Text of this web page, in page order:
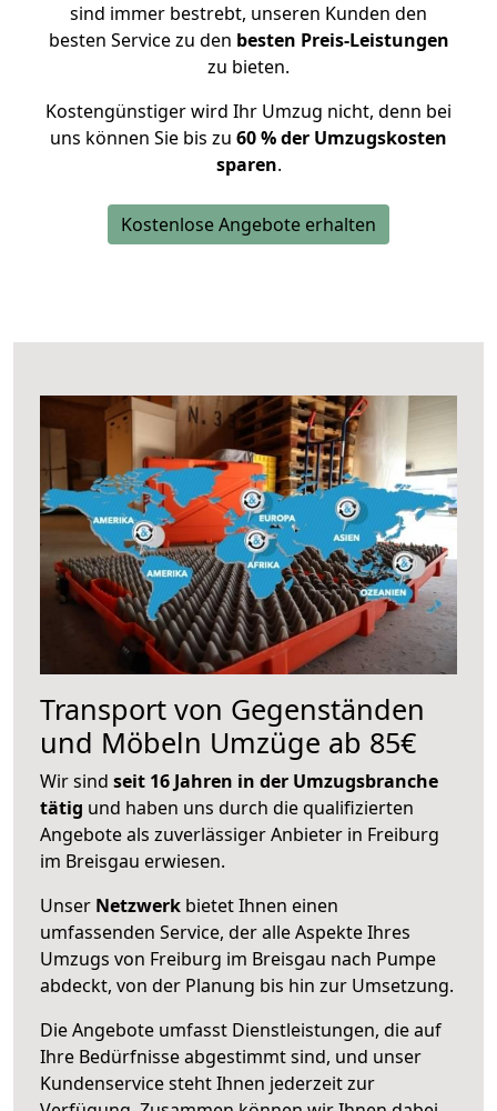
sind immer bestrebt, unseren Kunden den
besten Service zu den besten Preis-Leistungen
zu bieten.
Kostengünstiger wird Ihr Umzug nicht, denn bei
uns können Sie bis zu 60 % der Umzugskosten
sparen.
Kostenlose Angebote erhalten
Transport von Gegenständen
und Möbeln Umzüge ab 85€
Wir sind seit 16 Jahren in der Umzugsbranche
tätig und haben uns durch die qualifizierten
Angebote als zuverlässiger Anbieter in Freiburg
im Breisgau erwiesen.
Unser Netzwerk bietet Ihnen einen
umfassenden Service, der alle Aspekte Ihres
Umzugs von Freiburg im Breisgau nach Pumpe
abdeckt, von der Planung bis hin zur Umsetzung.
Die Angebote umfasst Dienstleistungen, die auf
Ihre Bedürfnisse abgestimmt sind, und unser
Kundenservice steht Ihnen jederzeit zur